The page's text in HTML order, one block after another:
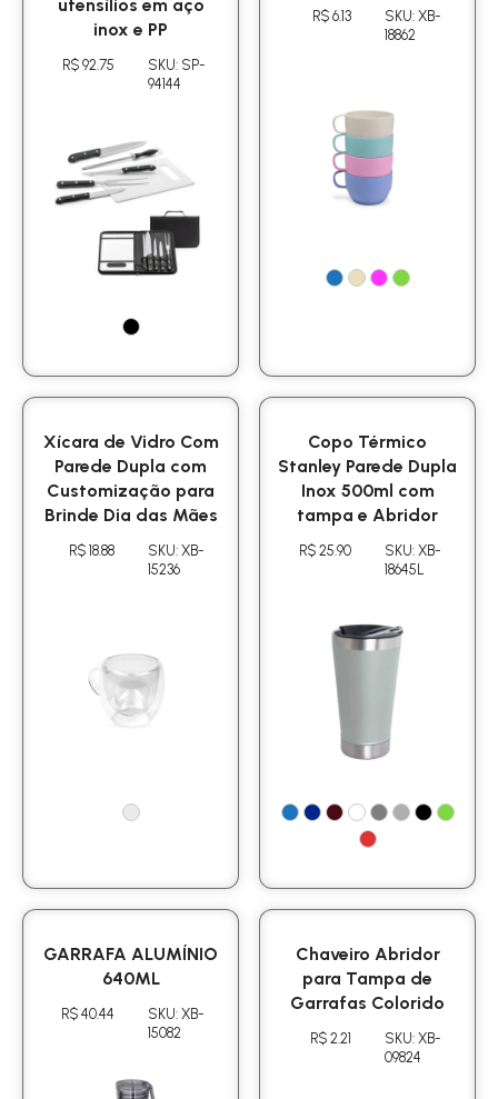
utensílios em aço
inox e PP
R$ 92.75
SKU: SP-
94144
R$ 6.13
SKU: XB-
18862
Xícara de Vidro Com
Parede Dupla com
Customização para
Brinde Dia das Mães
R$ 18.88
SKU: XB-
15236
Copo Térmico
Stanley Parede Dupla
Inox 500ml com
tampa e Abridor
R$ 25.90
SKU: XB-
18645L
GARRAFA ALUMÍNIO
640ML
R$ 40.44
SKU: XB-
15082
Chaveiro Abridor
para Tampa de
Garrafas Colorido
R$ 2.21
SKU: XB-
09824